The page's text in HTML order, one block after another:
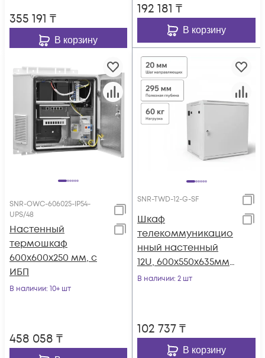
355 191 ₸
В корзину
192 181 ₸
В корзину
SNR-OWC-606025-IP54-
UPS/48
Настенный
термошкаф
600x600x250 мм, с
ИБП
В наличии: 10+ шт
458 058 ₸
SNR-TWD-12-G-SF
Шкаф
телекоммуникацио
нный настенный
12U, 600х550х635мм
двухсекционный
В наличии: 2 шт
102 737₸
В корзину